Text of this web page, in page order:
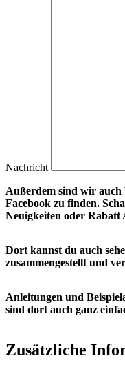
Nachricht
Außerdem sind wir auch
Facebook zu finden. S
Neuigkeiten oder Rabatt
Dort kannst du auch
zusammengestellt und
Anleitungen und
sind dort auch ganz
Zusätzliche